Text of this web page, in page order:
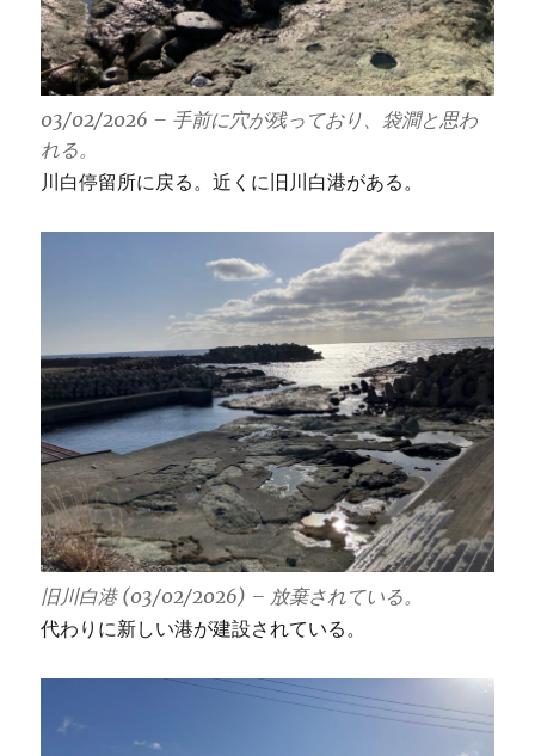
03/02/2026 – 手前に穴が残っており、袋澗と思わ
れる。
川白停留所に戻る。近くに旧川白港がある。
旧川白港 (03/02/2026) – 放棄されている。
代わりに新しい港が建設されている。